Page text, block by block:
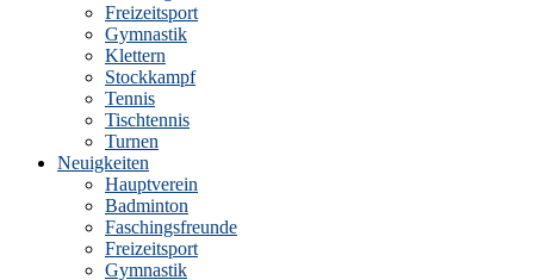
Freizeitsport
Gymnastik
Klettern
Stockkampf
Tennis
Tischtennis
Turnen
Neuigkeiten
Hauptverein
Badminton
Faschingsfreunde
Freizeitsport
Gymnastik